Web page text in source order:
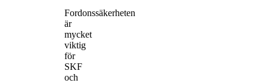
Fordonssäkerheten
är
mycket
viktig
för
SKF
och